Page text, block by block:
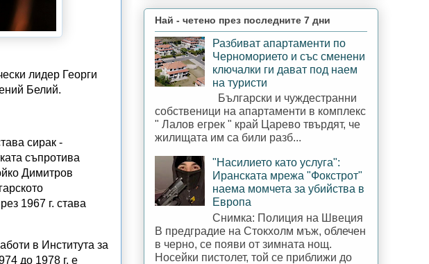
лидер Георги
Белий.
сирак -
съпротива
Димитров
1967 г. става
в Института за
до 1978 г. е
Най - четено през последните 7 дни
Разбиват апартаменти по
Черноморието и със сменени
ключалки ги дават под наем
на туристи
Български и чуждестранни
собственици на апартаменти в комплекс
" Лалов егрек " край Царево твърдят, че
жилищата им са били разб...
"Насилието като услуга":
Иранската мрежа "Фокстрот"
наема момчета за убийства в
Европа
Снимка: Полиция на Швеция
В предградие на Стокхолм мъж, облечен
в черно, се появи от зимната нощ.
Носейки пистолет, той се приближи до